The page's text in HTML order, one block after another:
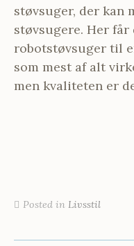
støvsuger, der kan
støvsugere. Her får
robotstøvsuger til
som mest af alt
men kvaliteten er
Posted in Livsstil